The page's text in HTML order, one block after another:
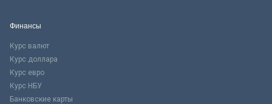
Финансы
Курс валют
Курс доллара
Курс евро
Курс НБУ
Банковские карты